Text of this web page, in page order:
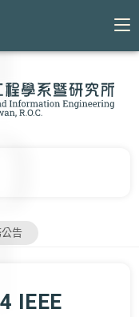
告
IEEE